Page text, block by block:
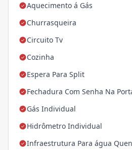
Aquecimento á Gás
Churrasqueira
Circuito Tv
Cozinha
Espera Para Split
Fechadura Com Senha Na
Gás Individual
Hidrômetro Individual
Infraestrutura Para água